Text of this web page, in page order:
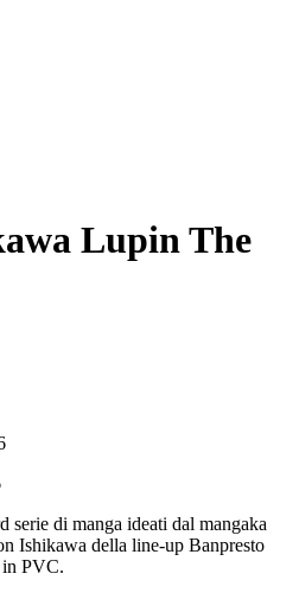
Lupin The
serie di manga ideati dal mangaka
Ishikawa della line-up Banpresto
in PVC.